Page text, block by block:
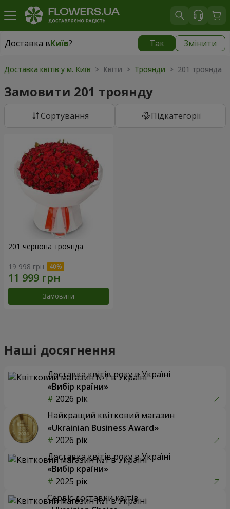
Доставка вКиїв? Так Змінити
Доставка вКиїв
Доставка квітів у м. Київ > Квіти > Троянди > 201 троянда
Замовити 201 троянду
Сортування Підкатегорії
201 червона троянда
19 998 грн
Замовити
Наші досягнення
Доставка квітів року в Україні
«Вибір країни»
2026 рік
Найкращий квітковий магазин
«Ukrainian Business Award»
2026 рік
Доставка квітів року в Україні
«Вибір країни»
2025 рік
Сервіс доставки квітів